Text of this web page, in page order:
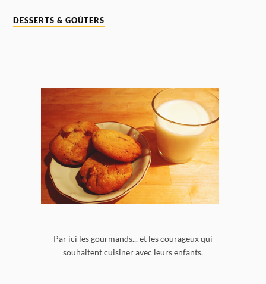
DESSERTS & GOÛTERS
Par ici les gourmands... et les courageux qui
souhaitent cuisiner avec leurs enfants.